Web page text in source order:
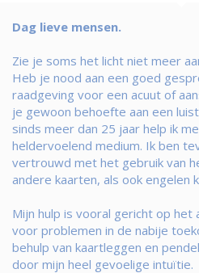
Dag lieve mensen.
Zie je soms het licht niet meer
Heb je nood aan een goed
raadgeving voor een acuut of
je gewoon behoefte aan een
sinds meer dan 25 jaar help ik
heldervoelend medium. Ik ben
vertrouwd met het gebruik van
andere kaarten, als ook engelen
Mijn hulp is vooral gericht op het
voor problemen in de nabije
behulp van kaartleggen en
door mijn heel gevoelige intuïtie.